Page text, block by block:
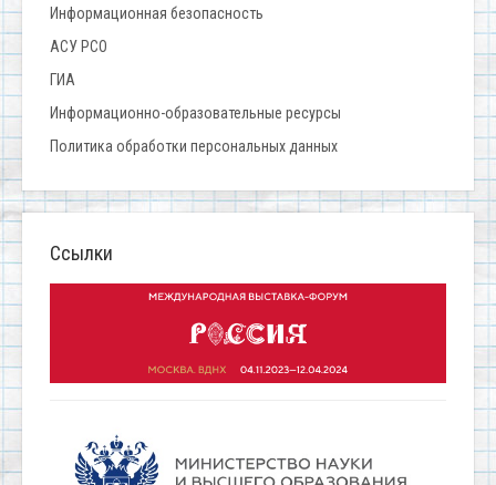
Информационная безопасность
АСУ РСО
ГИА
Информационно-образовательные ресурсы
Политика обработки персональных данных
Ссылки